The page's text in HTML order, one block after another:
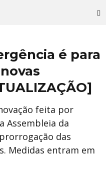
é para
feita por
Assembleia da
das
Medidas entram em